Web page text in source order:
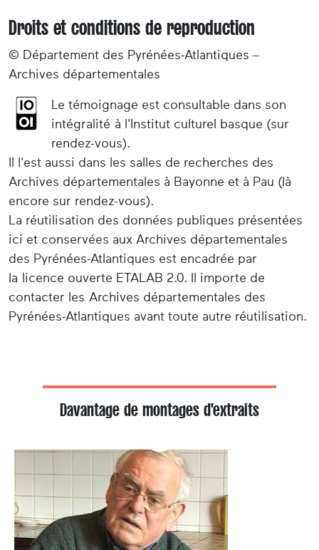
Droits et conditions de reproduction
© Département des Pyrénées-Atlantiques –
Archives départementales
Le témoignage est consultable dans son
intégralité à l'Institut culturel basque (sur
rendez-vous).
Il l'est aussi dans les salles de recherches des
Archives départementales à Bayonne et à Pau (là
encore sur rendez-vous).
La réutilisation des données publiques présentées
ici et conservées aux Archives départementales
des Pyrénées-Atlantiques est encadrée par
la licence ouverte ETALAB 2.0. Il importe de
contacter les Archives départementales des
Pyrénées-Atlantiques avant toute autre réutilisation.
Davantage de montages d'extraits